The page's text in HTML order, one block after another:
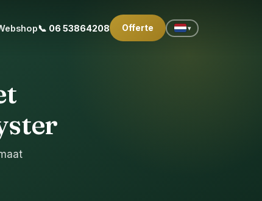
📞 06 53864208 Offerte ▾